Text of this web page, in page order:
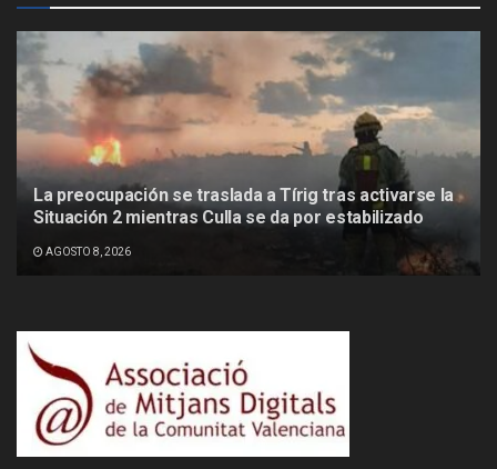
La preocupación se traslada a Tírig tras activarse la
Situación 2 mientras Culla se da por estabilizado
AGOSTO 8, 2026